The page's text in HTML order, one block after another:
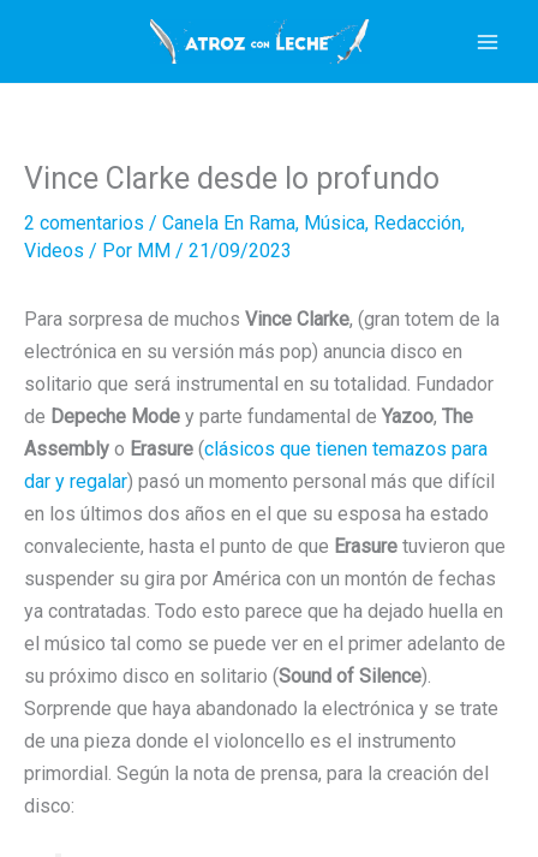
contenido
Vince Clarke desde lo profundo
2 comentarios / Canela En Rama, Música, Redacción,
Videos / Por MM / 21/09/2023
Para sorpresa de muchos Vince Clarke, (gran totem de la
electrónica en su versión más pop) anuncia disco en
solitario que será instrumental en su totalidad. Fundador
de Depeche Mode y parte fundamental de Yazoo, The
Assembly o Erasure (clásicos que tienen temazos para
dar y regalar) pasó un momento personal más que difícil
en los últimos dos años en el que su esposa ha estado
convaleciente, hasta el punto de que Erasure tuvieron que
suspender su gira por América con un montón de fechas
ya contratadas. Todo esto parece que ha dejado huella en
el músico tal como se puede ver en el primer adelanto de
su próximo disco en solitario (Sound of Silence).
Sorprende que haya abandonado la electrónica y se trate
de una pieza donde el violoncello es el instrumento
primordial. Según la nota de prensa, para la creación del
disco: